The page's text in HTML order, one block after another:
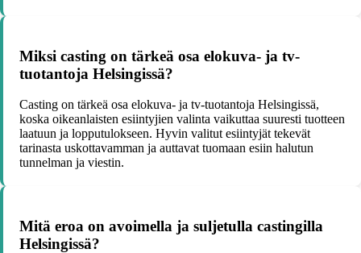
Miksi casting on tärkeä osa elokuva- ja tv-
tuotantoja Helsingissä?
Casting on tärkeä osa elokuva- ja tv-tuotantoja Helsingissä,
koska oikeanlaisten esiintyjien valinta vaikuttaa suuresti tuotteen
laatuun ja lopputulokseen. Hyvin valitut esiintyjät tekevät
tarinasta uskottavamman ja auttavat tuomaan esiin halutun
tunnelman ja viestin.
Mitä eroa on avoimella ja suljetulla castingilla
Helsingissä?